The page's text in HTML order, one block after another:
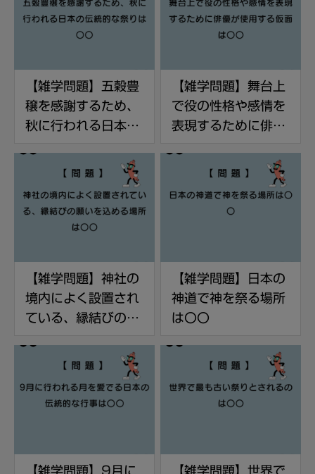
【雑学問題】五穀豊
穣を感謝するため、
秋に行われる日本の
【雑学問題】舞台上
で役の性格や感情を
表現するために俳優
【雑学問題】神社の
境内によく設置され
ている、縁結びの願
【雑学問題】日本の
神道で神を祭る場所
は〇〇
【雑学問題】9月に 【雑学問題】世界で